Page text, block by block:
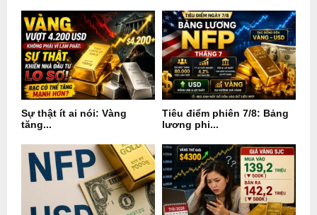
Sự thật ít ai nói: Vàng
tăng...
Tiêu điểm phiên 7/8: Bảng
lương phi...